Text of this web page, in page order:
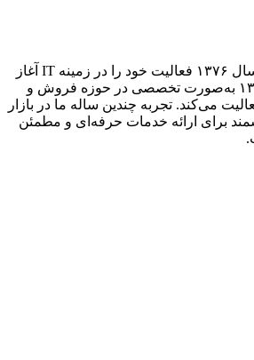
مجموعه اپل مارکت از سال ۱۳۷۶ فعالیت خود را در زمینه IT آغاز
کرده است و از سال ۱۳۸۹ به‌صورت تخصصی در حوزه فروش و
می‌کند. تجربه چندین ساله ما در بازار
برای ارائه خدمات حرفه‌ای و مطمئن